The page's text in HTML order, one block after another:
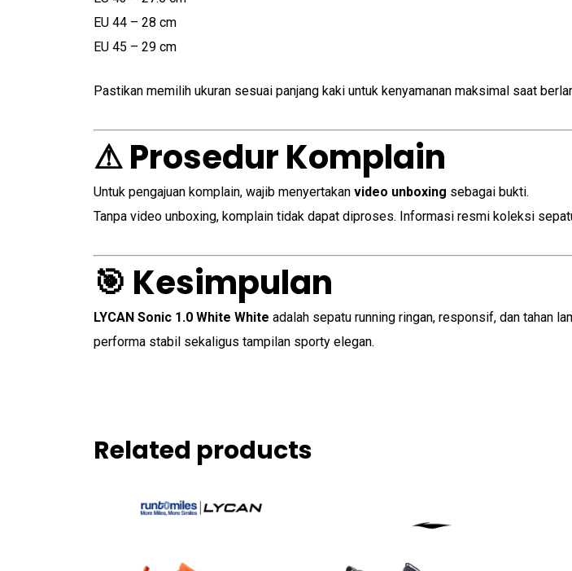
EU 44 – 28 cm
EU 45 – 29 cm
Pastikan memilih ukuran sesuai panjang kaki untuk kenyamanan maksimal saat
⚠ Prosedur Komplain
Untuk pengajuan komplain, wajib menyertakan video unboxing sebagai bukti.
Tanpa video unboxing, komplain tidak dapat diproses. Informasi resmi koleksi
🎯 Kesimpulan
LYCAN Sonic 1.0 White White adalah sepatu running ringan, responsif, dan tahan
performa stabil sekaligus tampilan sporty elegan.
Related products